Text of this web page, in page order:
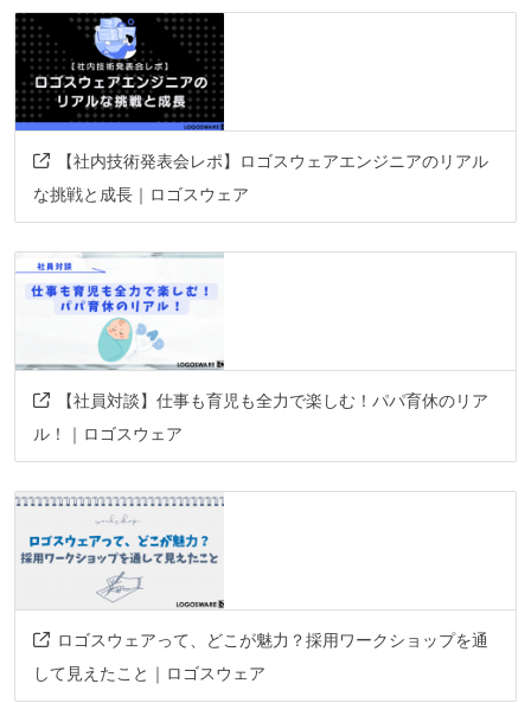
【社内技術発表会レポ】ロゴスウェアエンジニアのリアル
な挑戦と成長｜ロゴスウェア
【社員対談】仕事も育児も全力で楽しむ！パパ育休のリア
ル！｜ロゴスウェア
ロゴスウェアって、どこが魅力？採用ワークショップを通
して見えたこと｜ロゴスウェア